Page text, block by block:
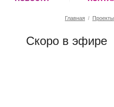
Главная / Проекты
Скоро в эфире